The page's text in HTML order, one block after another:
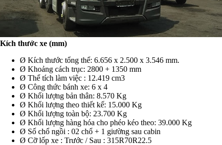
Kích thước xe (mm)
Ø Kích thước tổng thể: 6.656 x 2.500 x 3.546 mm.
Ø Khoảng cách trục: 2800 + 1350 mm
Ø Thể tích làm việc : 12.419 cm3
Ø Công thức bánh xe: 6 x 4
Ø Khối lượng bản thân: 8.570 Kg
Ø Khối lượng theo thiết kế: 15.000 Kg
Ø Khối lượng toàn bộ: 23.700 Kg
Ø Khối lượng hàng hóa cho phéo kéo theo: 39.000 Kg
Ø Số chổ ngồi : 02 chổ + 1 giường sau cabin
Ø Cỡ lốp xe : Trước / Sau : 315R70R22.5